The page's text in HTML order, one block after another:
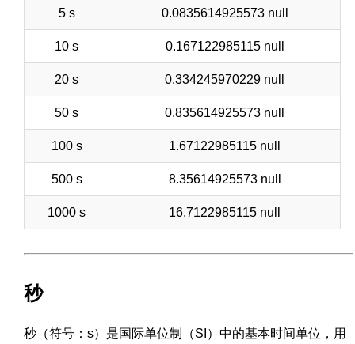
5 s 0.0835614925573 null
10 s 0.167122985115 null
20 s 0.334245970229 null
50 s 0.835614925573 null
100 s 1.67122985115 null
500 s 8.35614925573 null
1000 s 16.7122985115 null
秒
秒（符号：s）是国际单位制（SI）中的基本时间单位，用